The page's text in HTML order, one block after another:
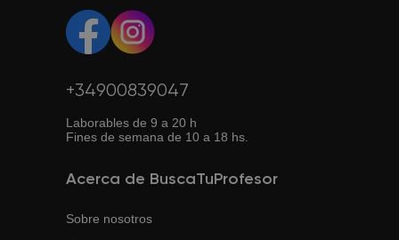
+34900839047
Laborables de 9 a 20 h
Fines de semana de 10 a 18 hs.
Acerca de BuscaTuProfesor
Sobre nosotros